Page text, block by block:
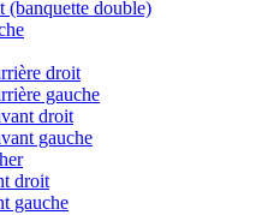
(banquette double)
droit
gauche
droit
gauche
droit
gauche